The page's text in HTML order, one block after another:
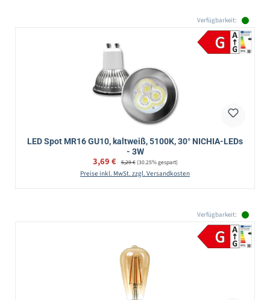
Verfügbarkeit:
LED Spot MR16 GU10, kaltweiß, 5100K, 30° NICHIA-LEDs
- 3W
Verkaufspreis:
3,69 € Regulärer Preis:
5,29 €(30.25% gespart)
Preise inkl. MwSt. zzgl. Versandkosten
Verfügbarkeit: